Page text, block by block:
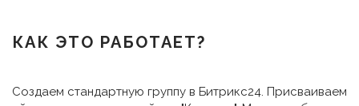
КАК ЭТО РАБОТАЕТ?
Создаем стандартную группу в Битрикс24. Присваиваем